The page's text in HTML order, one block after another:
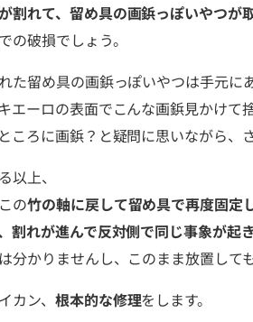
割れて、留め具の画鋲っぽいやつが
の破損でしょう。
た留め具の画鋲っぽいやつは手元に
エーロの表面でこんな画鋲見かけ
ころに画鋲？と疑問に思いながら、
以上、
の竹の軸に戻して留め具で再度固定
割れが進んで反対側で同じ事象が起
分かりませんし、このまま放置して
カン、 根本的な修理をします。